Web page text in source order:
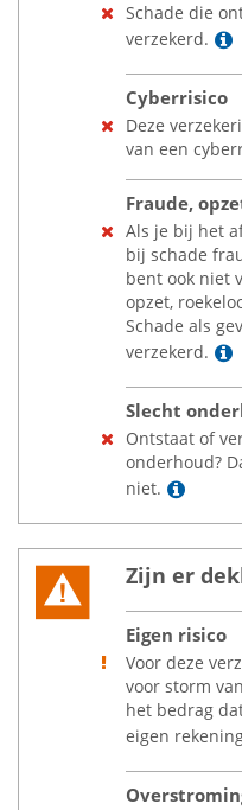
Schade die
verzekerd.
Cyberrisico
Deze
van een
Fraude,
Als je bij het
bij schade
bent ook niet
opzet,
Schade als
verzekerd.
Slecht
Ontstaat of
onderhoud?
niet.
Lees
Zijn er
Eigen risico
Voor deze
voor storm van
het bedrag
eigen